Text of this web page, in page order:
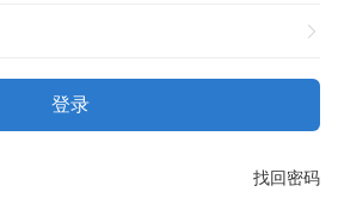
登录
找回密码